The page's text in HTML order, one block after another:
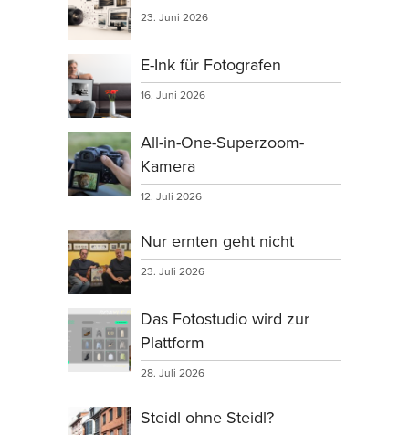
23. Juni 2026
E-Ink für Fotografen
16. Juni 2026
All-in-One-Superzoom-
Kamera
12. Juli 2026
Nur ernten geht nicht
23. Juli 2026
Das Fotostudio wird zur
Plattform
28. Juli 2026
Steidl ohne Steidl?